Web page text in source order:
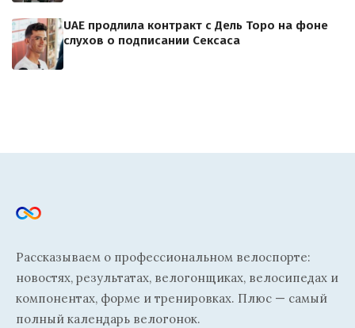
UAE продлила контракт с Дель Торо на фоне
слухов о подписании Сексаса
Рассказываем о профессиональном велоспорте:
новостях, результатах, велогонщиках, велосипедах и
компонентах, форме и тренировках. Плюс — самый
полный календарь велогонок.